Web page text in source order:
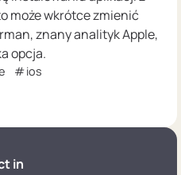
może wkrótce zmienić
znany analityk Apple,
opcja.
ios
in